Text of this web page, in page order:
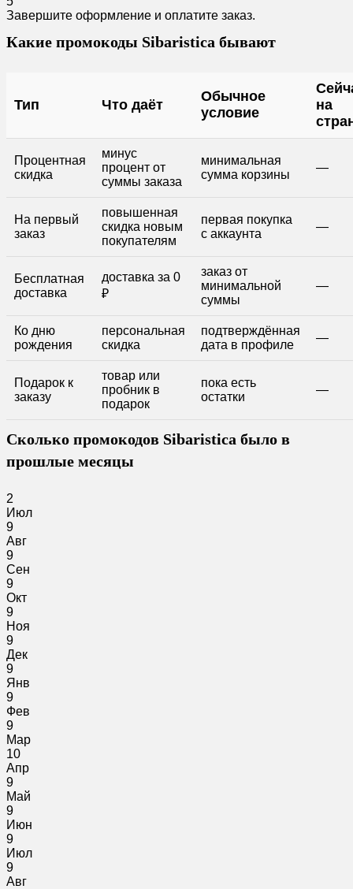
Завершите оформление и оплатите заказ.
Какие промокоды Sibaristica бывают
Тип Что даёт
Обычное
условие
на
Процентная
скидка
минус
процент от
суммы заказа
минимальная
сумма корзины
—
На первый
заказ
повышенная
скидка новым
покупателям
первая покупка
с аккаунта
—
Бесплатная
доставка
доставка за 0
₽
заказ от
минимальной
суммы
—
Ко дню
рождения
персональная
скидка
подтверждённая
дата в профиле
—
Подарок к
заказу
товар или
пробник в
подарок
пока есть
остатки
—
Сколько промокодов Sibaristica было в
прошлые месяцы
2
Июл
9
Авг
9
Сен
9
Окт
9
Ноя
9
Дек
9
Янв
9
Фев
9
Мар
10
Апр
9
Май
9
Июн
9
Июл
9
Авг